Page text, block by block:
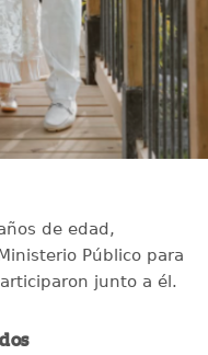
de edad,
Público para
junto a él.